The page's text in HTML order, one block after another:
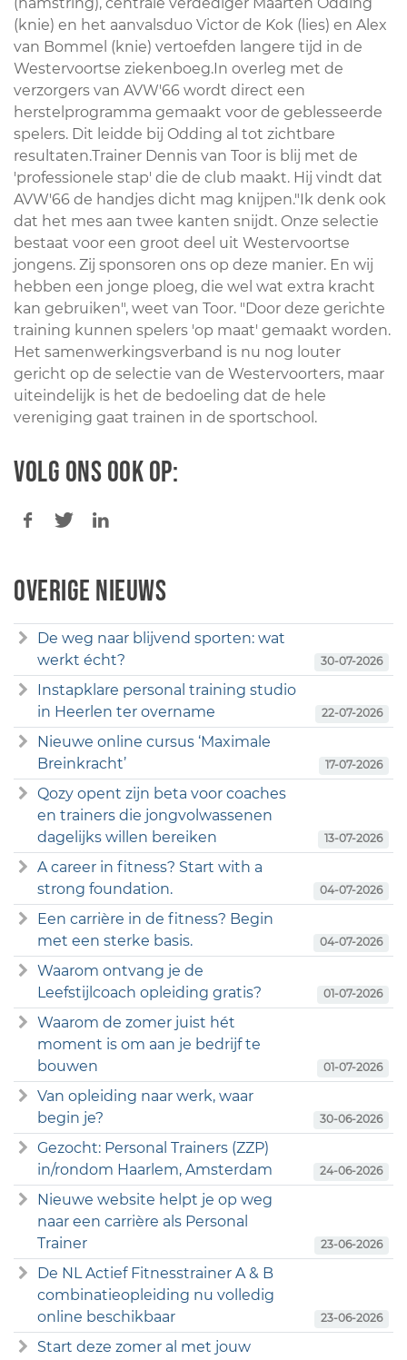
(knie) en het aanvalsduo Victor de Kok (lies) en Alex
van Bommel (knie) vertoefden langere tijd in de
Westervoortse ziekenboeg.In overleg met de
verzorgers van AVW'66 wordt direct een
herstelprogramma gemaakt voor de geblesseerde
spelers. Dit leidde bij Odding al tot zichtbare
resultaten.Trainer Dennis van Toor is blij met de
'professionele stap' die de club maakt. Hij vindt dat
AVW'66 de handjes dicht mag knijpen."Ik denk ook
dat het mes aan twee kanten snijdt. Onze selectie
bestaat voor een groot deel uit Westervoortse
jongens. Zij sponsoren ons op deze manier. En wij
hebben een jonge ploeg, die wel wat extra kracht
kan gebruiken", weet van Toor. "Door deze gerichte
training kunnen spelers 'op maat' gemaakt worden.
Het samenwerkingsverband is nu nog louter
gericht op de selectie van de Westervoorters, maar
uiteindelijk is het de bedoeling dat de hele
vereniging gaat trainen in de sportschool.
Volg ons ook op:
Overige nieuws
De weg naar blijvend sporten: wat
werkt écht?
30-07-2026
Instapklare personal training studio
in Heerlen ter overname
22-07-2026
Nieuwe online cursus ‘Maximale
Breinkracht’
17-07-2026
Qozy opent zijn beta voor coaches
en trainers die jongvolwassenen
dagelijks willen bereiken
13-07-2026
A career in fitness? Start with a
strong foundation.
04-07-2026
Een carrière in de fitness? Begin
met een sterke basis.
04-07-2026
Waarom ontvang je de
Leefstijlcoach opleiding gratis?
01-07-2026
Waarom de zomer juist hét
moment is om aan je bedrijf te
bouwen
01-07-2026
Van opleiding naar werk, waar
begin je?
30-06-2026
Gezocht: Personal Trainers (ZZP)
in/rondom Haarlem, Amsterdam
24-06-2026
Nieuwe website helpt je op weg
naar een carrière als Personal
Trainer
23-06-2026
De NL Actief Fitnesstrainer A & B
combinatieopleiding nu volledig
online beschikbaar
23-06-2026
Start deze zomer al met jouw